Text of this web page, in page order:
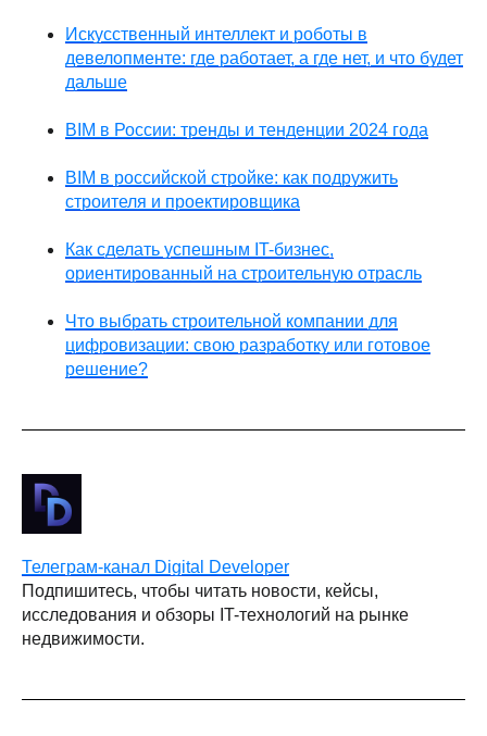
Искусственный интеллект и роботы в
девелопменте: где работает, а где нет, и что будет
дальше
BIM в России: тренды и тенденции 2024 года
BIM в российской стройке: как подружить
строителя и проектировщика
Как сделать успешным IT-бизнес,
ориентированный на строительную отрасль
Что выбрать строительной компании для
цифровизации: свою разработку или готовое
решение?
Телеграм-канал Digital Developer
Подпишитесь, чтобы читать новости, кейсы,
исследования и обзоры IT-технологий на рынке
недвижимости.